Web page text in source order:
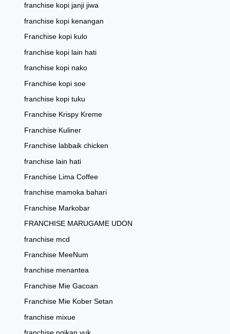
franchise kopi janji jiwa
franchise kopi kenangan
Franchise kopi kulo
franchise kopi lain hati
franchise kopi nako
Franchise kopi soe
franchise kopi tuku
Franchise Krispy Kreme
Franchise Kuliner
Franchise labbaik chicken
franchise lain hati
Franchise Lima Coffee
franchise mamoka bahari
Franchise Markobar
FRANCHISE MARUGAME UDON
franchise mcd
Franchise MeeNum
franchise menantea
Franchise Mie Gacoan
Franchise Mie Kober Setan
franchise mixue